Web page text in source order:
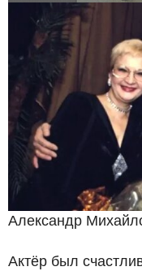
Александр
Актёр был